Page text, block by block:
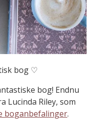
bog ♡
bog! Endnu
Lucinda Riley, som
boganbefalinger.